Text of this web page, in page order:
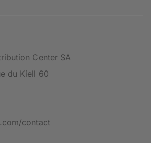
Center SA
du Kiell 60
contact